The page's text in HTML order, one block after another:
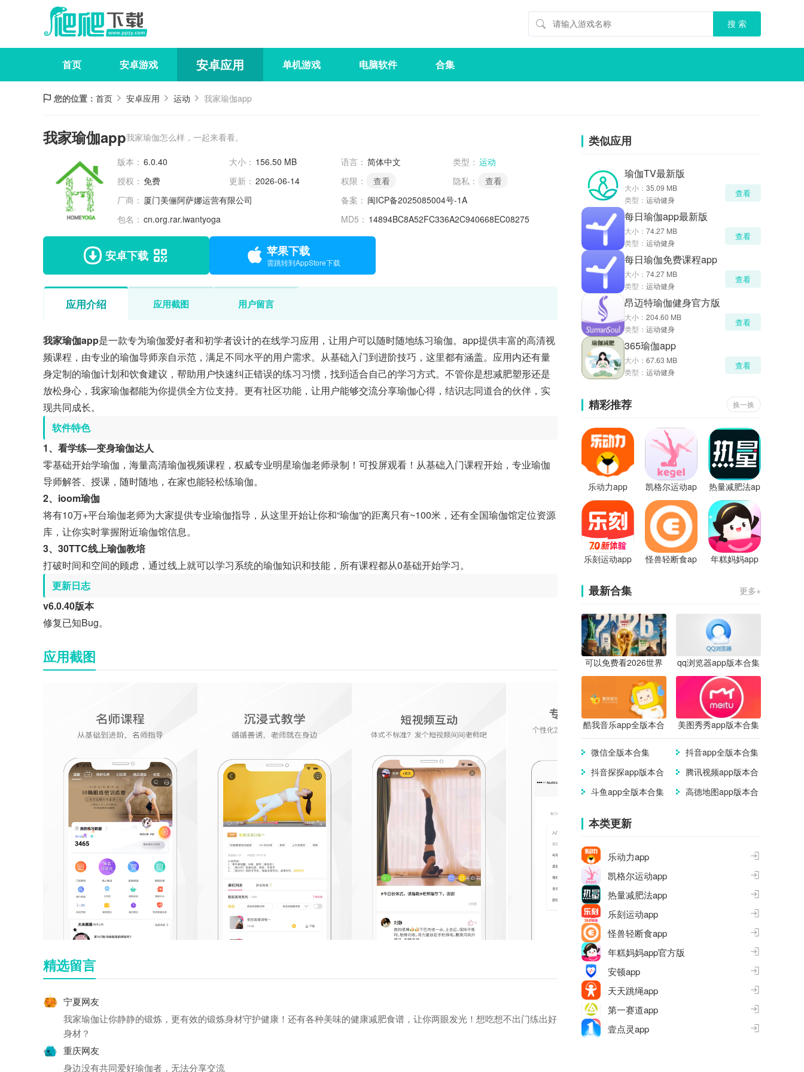
首页 安卓游戏 安卓应用 单机游戏 电脑软件 合集
您的位置： 首页 安卓应用 运动 我家瑜伽app
我家瑜伽app我家瑜伽怎么样，一起来看看。
版本： 6.0.40 大小： 156.50 MB 语言： 简体中文 类型： 运动
授权： 免费 更新： 2026-06-14 权限： 查看 隐私：
查看
厂商： 厦门美俪阿萨娜运营有限公司 备案： 闽ICP备2025085004号-1A
包名： cn.org.rar.iwantyoga MD5： 14894BC8A52FC336A2C940668EC08275
安卓下载 苹果下载
需跳转到AppStore下载
应用介绍 应用截图 用户留言
我家瑜伽app是一款专为瑜伽爱好者和初学者设计的在线学习应用，让用户可以随时随地练习瑜伽。app提供丰富的高清视
频课程，由专业的瑜伽导师亲自示范，满足不同水平的用户需求。从基础入门到进阶技巧，这里都有涵盖。应用内还有量
身定制的瑜伽计划和饮食建议，帮助用户快速纠正错误的练习习惯，找到适合自己的学习方式。不管你是想减肥塑形还是
放松身心，我家瑜伽都能为你提供全方位支持。更有社区功能，让用户能够交流分享瑜伽心得，结识志同道合的伙伴，实
现共同成长。
软件特色
1、看学练—变身瑜伽达人
零基础开始学瑜伽，海量高清瑜伽视频课程，权威专业明星瑜伽老师录制！可投屏观看！从基础入门课程开始，专业瑜伽
导师解答、授课，随时随地，在家也能轻松练瑜伽。
2、ioom瑜伽
将有10万+平台瑜伽老师为大家提供专业瑜伽指导，从这里开始让你和“瑜伽”的距离只有~100米，还有全国瑜伽馆定位资源
库，让你实时掌握附近瑜伽馆信息。
3、30TTC线上瑜伽教培
打破时间和空间的顾虑，通过线上就可以学习系统的瑜伽知识和技能，所有课程都从0基础开始学习。
更新日志
v6.0.40版本
修复已知Bug。
应用截图
精选留言
宁夏网友
我家瑜伽让你静静的锻炼，更有效的锻炼身材守护健康！还有各种美味的健康减肥食谱，让你两眼发光！想吃想不出门练出好
身材？
重庆网友
身边没有共同爱好瑜伽者，无法分享交流
类似应用
瑜伽TV最新版
大小： 35.09 MB
类型： 运动健身
查看
每日瑜伽app最新版
大小： 74.27 MB
类型： 运动健身
查看
每日瑜伽免费课程app
大小： 74.27 MB
类型： 运动健身
查看
昂迈特瑜伽健身官方版
大小： 204.60 MB
类型： 运动健身
查看
365瑜伽app
大小： 67.63 MB
类型： 运动健身
查看
精彩推荐 换一换
乐动力app
凯格尔运动ap
p
热量减肥法ap
p
乐刻运动app
怪兽轻断食ap
年糕妈妈app
最新合集 更多+
可以免费看2026世界
杯直播的app合集
qq浏览器app版本合集
酷我音乐app全版本合
集
美图秀秀app版本合集
微信全版本合集
抖音app全版本合集
抖音探探app版本合
腾讯视频app版本合
斗鱼app全版本合集
高德地图app版本合
本类更新
乐动力app
凯格尔运动app
热量减肥法app
乐刻运动app
怪兽轻断食app
年糕妈妈app官方版
安顿app
天天跳绳app
第一赛道app
壹点灵app